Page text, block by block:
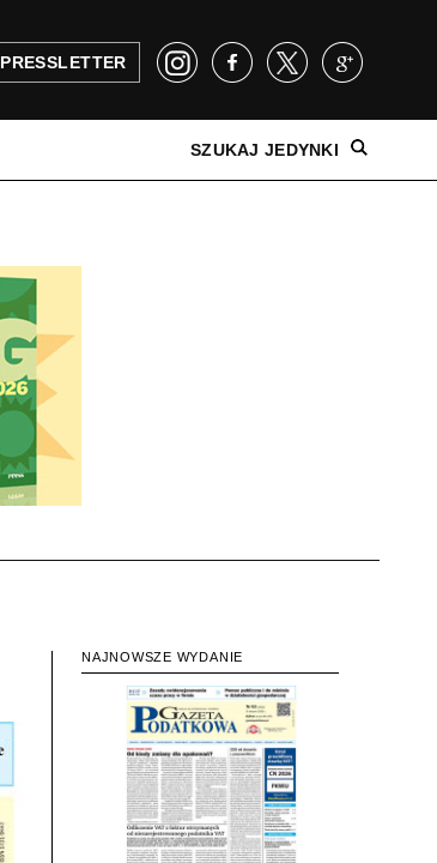
PRESSLETTER
SZUKAJ JEDYNKI
NAJNOWSZE WYDANIE